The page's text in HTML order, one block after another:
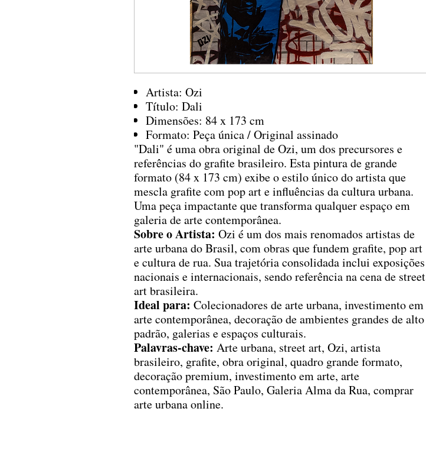
Artista: Ozi
Título: Dali
Dimensões: 84 x 173 cm
Formato: Peça única / Original assinado
"Dali" é uma obra original de Ozi, um dos precursores e
referências do grafite brasileiro. Esta pintura de grande
formato (84 x 173 cm) exibe o estilo único do artista que
mescla grafite com pop art e influências da cultura urbana.
Uma peça impactante que transforma qualquer espaço em
galeria de arte contemporânea.
Sobre o Artista: Ozi é um dos mais renomados artistas de
arte urbana do Brasil, com obras que fundem grafite, pop art
e cultura de rua. Sua trajetória consolidada inclui exposições
nacionais e internacionais, sendo referência na cena de street
art brasileira.
Ideal para: Colecionadores de arte urbana, investimento em
arte contemporânea, decoração de ambientes grandes de alto
padrão, galerias e espaços culturais.
Palavras-chave: Arte urbana, street art, Ozi, artista
brasileiro, grafite, obra original, quadro grande formato,
decoração premium, investimento em arte, arte
contemporânea, São Paulo, Galeria Alma da Rua, comprar
arte urbana online.